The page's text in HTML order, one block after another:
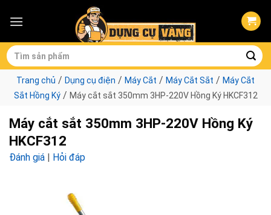
Tìm
kiếm:
Trang chủ / Dụng cụ điện / Máy Cắt / Máy Cắt Sắt / Máy Cắt
Sắt Hồng Ký/ Máy cắt sắt 350mm 3HP-220V Hồng Ký HKCF312
Máy cắt sắt 350mm 3HP-220V Hồng Ký
HKCF312
Đánh giá | Hỏi đáp